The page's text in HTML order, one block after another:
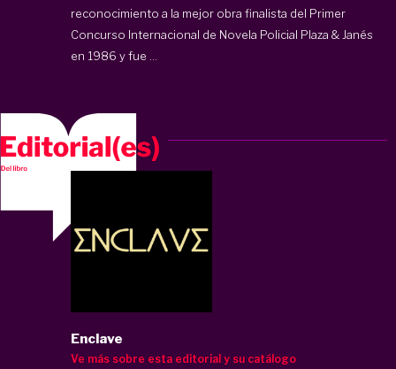
reconocimiento a la mejor obra finalista del Primer
Concurso Internacional de Novela Policial Plaza & Janés
en 1986 y fue ...
Enclave
Ve más sobre esta editorial y su catálogo